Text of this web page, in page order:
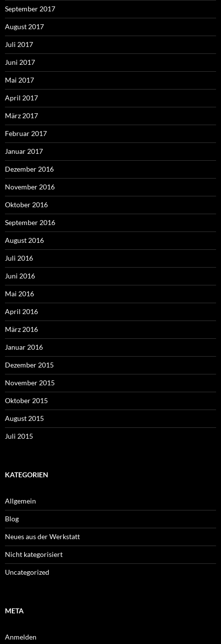
September 2017
August 2017
Juli 2017
Juni 2017
Mai 2017
April 2017
März 2017
Februar 2017
Januar 2017
Dezember 2016
November 2016
Oktober 2016
September 2016
August 2016
Juli 2016
Juni 2016
Mai 2016
April 2016
März 2016
Januar 2016
Dezember 2015
November 2015
Oktober 2015
August 2015
Juli 2015
KATEGORIEN
Allgemein
Blog
Neues aus der Werkstatt
Nicht kategorisiert
Uncategorized
META
Anmelden